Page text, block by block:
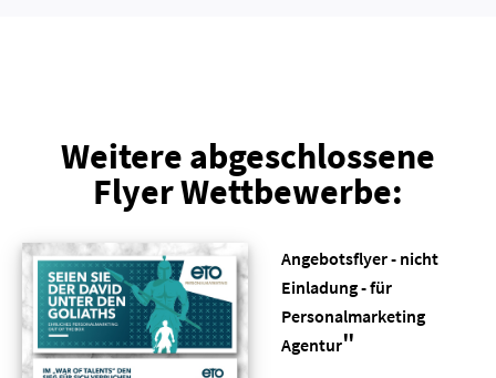
Weitere abgeschlossene
Flyer Wettbewerbe:
Angebotsflyer - nicht
Einladung - für
Personalmarketing
Agentur"